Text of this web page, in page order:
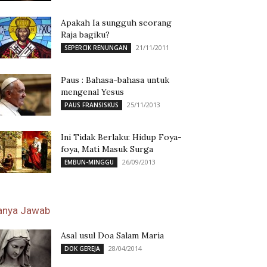
Apakah Ia sungguh seorang
Raja bagiku?
SEPERCIK RENUNGAN 21/11/2011
Paus : Bahasa-bahasa untuk
mengenal Yesus
PAUS FRANSISKUS 25/11/2013
Ini Tidak Berlaku: Hidup Foya-
foya, Mati Masuk Surga
EMBUN-MINGGU 26/09/2013
Jawab
Asal usul Doa Salam Maria
DOK GEREJA 28/04/2014